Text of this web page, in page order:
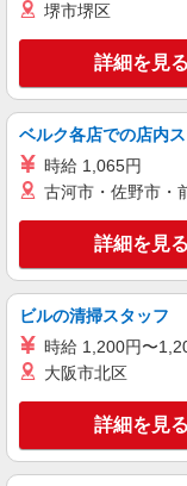
紹介予定派遣
ス
残
+
ィブ支給(
有
株式会社シエロ
ス
頂く
い
+゜
キープ
堺市堺区
詳細を見る
ベルク各店での店内
時給 1,065円
古河市・佐野市・
詳細を見る
ビルの清掃スタッフ
時給 1,200円〜
大阪市北区
詳細を見る